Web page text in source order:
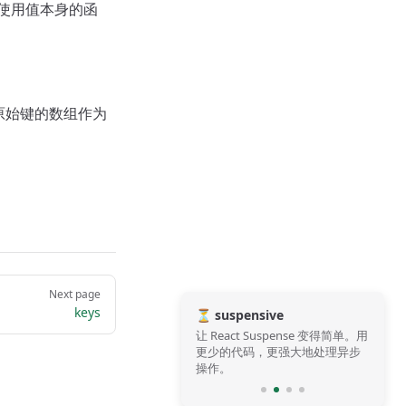
用值本身的函
键的数组作为
Next page
keys ⏳ suspensive
让 React Suspense 变得简单。用
更少的代码，更强大地处理异步
操作。